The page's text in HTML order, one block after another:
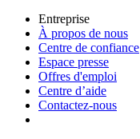
Entreprise
À propos de nous
Centre de confiance
Espace presse
Offres d'emploi
Centre d’aide
Contactez-nous